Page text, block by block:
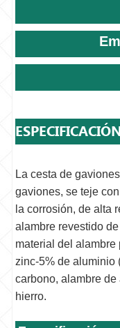
La cesta de
gaviones, se teje
la corrosión, de alta
alambre revestido
material del
zinc-5% de aluminio
carbono, alambre
hierro.